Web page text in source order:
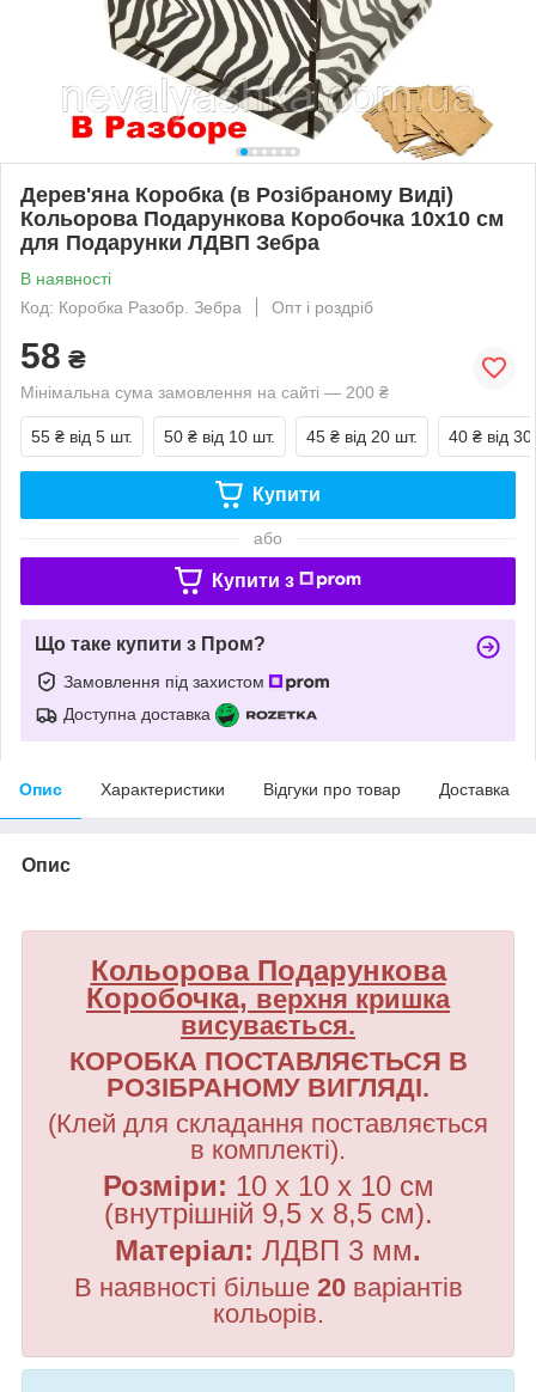
Дерев'яна Коробка (в Розібраному Виді)
Кольорова Подарункова Коробочка 10х10 см
для Подарунки ЛДВП Зебра
В наявності
Код: Коробка Разобр. Зебра
Опт і роздріб
58 ₴
Мінімальна сума замовлення на сайті — 200 ₴
55 ₴ від 5 шт. 50 ₴ від 10 шт. 45 ₴ від 20 шт. 40 ₴ від
Купити
або
Купити з
Що таке купити з Пром?
Замовлення під захистом
Доступна доставка
Опис Характеристики Відгуки про товар Доставка
Опис
Кольорова Подарункова
Коробочка, верхня кришка
висувається.
КОРОБКА ПОСТАВЛЯЄТЬСЯ В
РОЗІБРАНОМУ ВИГЛЯДІ.
(Клей для складання поставляється
в комплекті).
Розміри: 10 х 10 х 10 см
(внутрішній 9,5 х 8,5 см).
Матеріал: ЛДВП 3 мм.
В наявності більше 20варіантів
кольорів.